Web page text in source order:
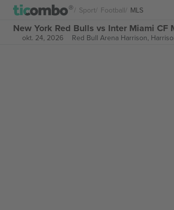
Sport Football MLS
New York Red Bulls vs Inter Miami CF
okt. 24, 2026 Red Bull Arena Harrison,